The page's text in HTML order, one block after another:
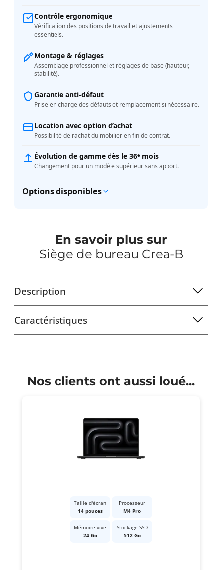
Contrôle ergonomique
Vérification des positions de travail et ajustements
essentiels.
Montage & réglages
Assemblage professionnel et réglages de base (hauteur,
stabilité).
Garantie anti-défaut
Prise en charge des défauts et remplacement si nécessaire.
Location avec option d’achat
Possibilité de rachat du mobilier en fin de contrat.
Évolution de gamme dès le 36ᵉ mois
Changement pour un modèle supérieur sans apport.
Options disponibles
En savoir plus sur
Siège de bureau Crea-B
Description
Caractéristiques
Nos clients ont aussi loué...
Taille d'écran
14 pouces
Processeur
M4 Pro
Mémoire vive
24 Go
Stockage SSD
512 Go